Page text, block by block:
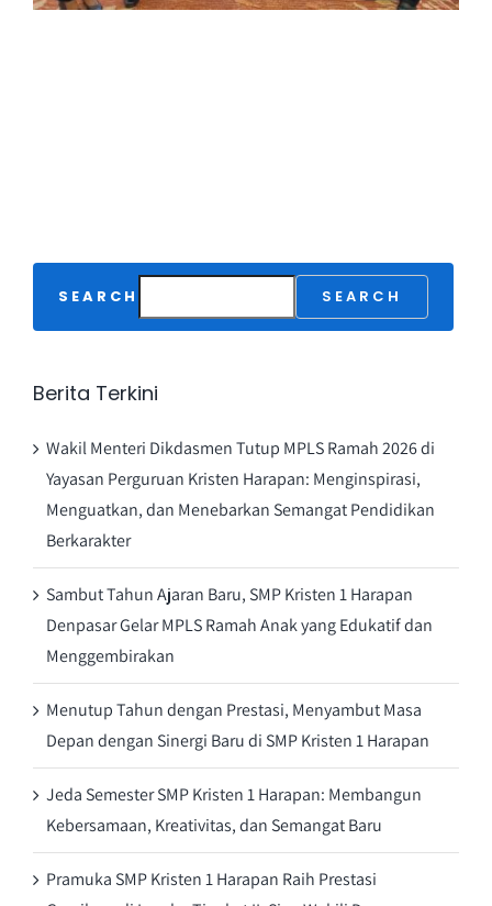
SEARCH SEARCH
Berita Terkini
Wakil Menteri Dikdasmen Tutup MPLS Ramah 2026 di
Yayasan Perguruan Kristen Harapan: Menginspirasi,
Menguatkan, dan Menebarkan Semangat Pendidikan
Berkarakter
Sambut Tahun Ajaran Baru, SMP Kristen 1 Harapan
Denpasar Gelar MPLS Ramah Anak yang Edukatif dan
Menggembirakan
Menutup Tahun dengan Prestasi, Menyambut Masa
Depan dengan Sinergi Baru di SMP Kristen 1 Harapan
Jeda Semester SMP Kristen 1 Harapan: Membangun
Kebersamaan, Kreativitas, dan Semangat Baru
Pramuka SMP Kristen 1 Harapan Raih Prestasi